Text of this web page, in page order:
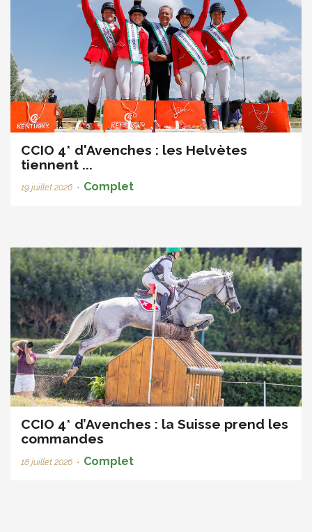
CCIO 4* d'Avenches : les Helvètes
tiennent ...
19 juillet 2026 • Complet
CCIO 4* d’Avenches : la Suisse prend les
commandes
18 juillet 2026 • Complet